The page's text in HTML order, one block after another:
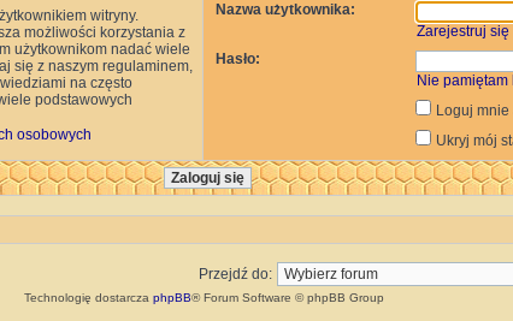
witryny.
możliwości korzystania z
użytkownikom nadać wiele
się z naszym regulaminem,
na często
podstawowych
osobowych
Nazwa użytkownika:
Zarejestruj się
Hasło:
Nie pamiętam
Loguj
Ukryj mój
Przejdź do:
Technologię dostarcza phpBB® Forum Software © phpBB Group